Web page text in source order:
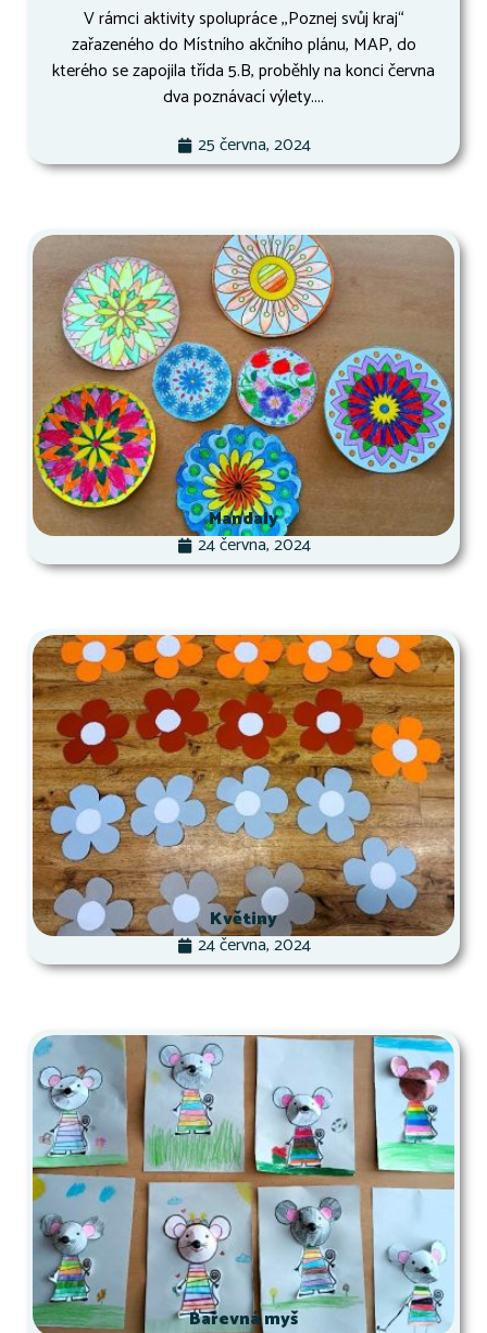
V rámci aktivity spolupráce ,,Poznej svůj kraj“
zařazeného do Místního akčního plánu, MAP, do
kterého se zapojila třída 5.B, proběhly na konci června
dva poznávací výlety....
25 června, 2024
Mandaly
24 června, 2024
Květiny
24 června, 2024
Barevná myš